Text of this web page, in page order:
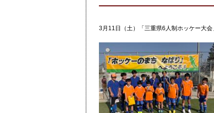
3月11日（土）「三重県6人制ホッケー大会